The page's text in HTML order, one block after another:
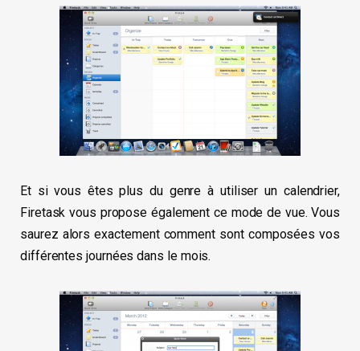
Et si vous êtes plus du genre à utiliser un calendrier,
Firetask vous propose également ce mode de vue. Vous
saurez alors exactement comment sont composées vos
différentes journées dans le mois.